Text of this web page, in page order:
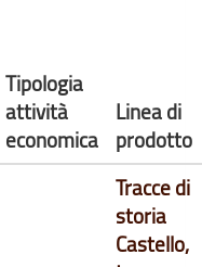
Tipologia
attività
economica
Linea di
prodotto
Tracce di
storia
Castello,